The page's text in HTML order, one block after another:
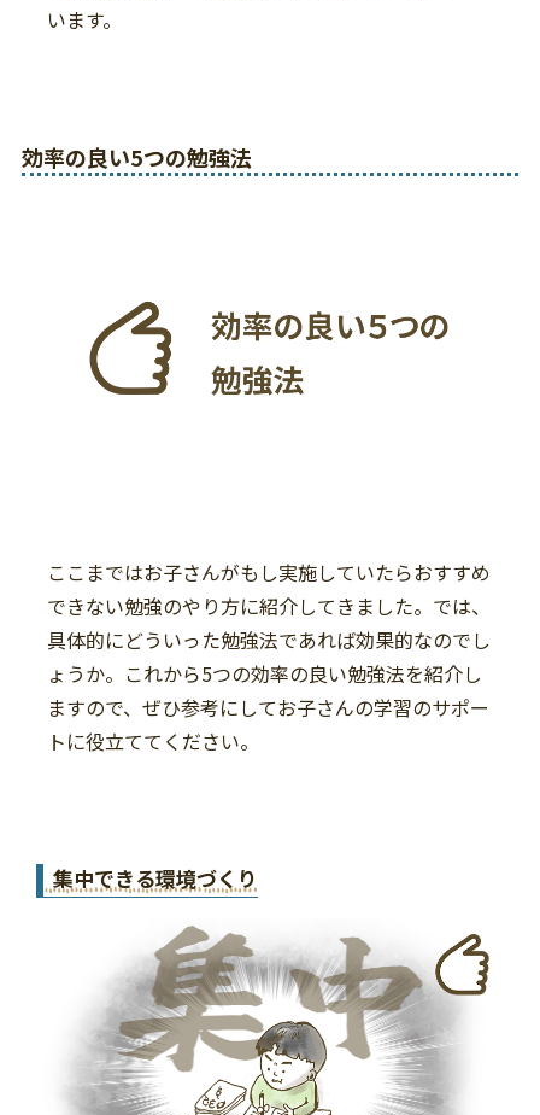
います。
効率の良い5つの勉強法
ここまではお子さんがもし実施していたらおすすめ
できない勉強のやり方に紹介してきました。では、
具体的にどういった勉強法であれば効果的なのでし
ょうか。これから5つの効率の良い勉強法を紹介し
ますので、ぜひ参考にしてお子さんの学習のサポー
トに役立ててください。
集中できる環境づくり